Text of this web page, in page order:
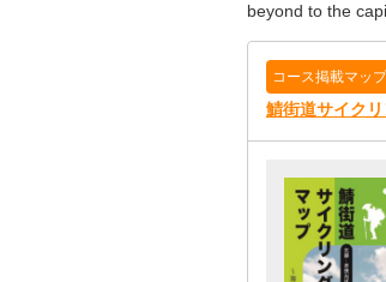
beyond to the
コース掲載マップ
鯖街道サイク